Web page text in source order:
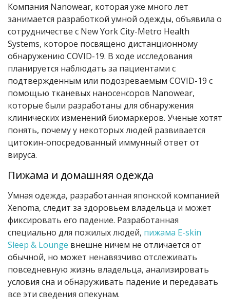
Компания Nanowear, которая уже много лет
занимается разработкой умной одежды, объявила о
сотрудничестве с New York City-Metro Health
Systems, которое посвящено дистанционному
обнаружению COVID-19. В ходе исследования
планируется наблюдать за пациентами с
подтвержденным или подозреваемым COVID-19 с
помощью тканевых наносенсоров Nanowear,
которые были разработаны для обнаружения
клинических изменений биомаркеров. Ученые хотят
понять, почему у некоторых людей развивается
цитокин-опосредованный иммунный ответ от
вируса.
Пижама и домашняя одежда
Умная одежда, разработанная японской компанией
Xenoma, следит за здоровьем владельца и может
фиксировать его падение. Разработанная
специально для пожилых людей, пижама E-skin
Sleep & Lounge внешне ничем не отличается от
обычной, но может ненавязчиво отслеживать
повседневную жизнь владельца, анализировать
условия сна и обнаруживать падение и передавать
все эти сведения опекунам.